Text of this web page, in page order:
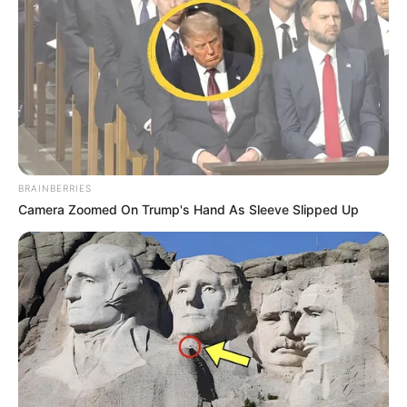
(foto: instagram/thalitalatief)
5. Momen liburan menikmati musim salju
BRAINBERRIES
Camera Zoomed On Trump's Hand As Sleeve Slipped Up